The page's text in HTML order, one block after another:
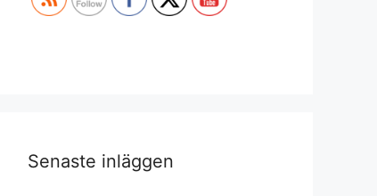
Senaste inläggen